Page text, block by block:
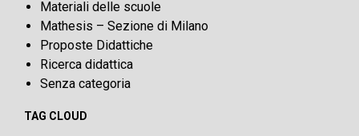
Materiali delle scuole
Mathesis – Sezione di Milano
Proposte Didattiche
Ricerca didattica
Senza categoria
TAG CLOUD